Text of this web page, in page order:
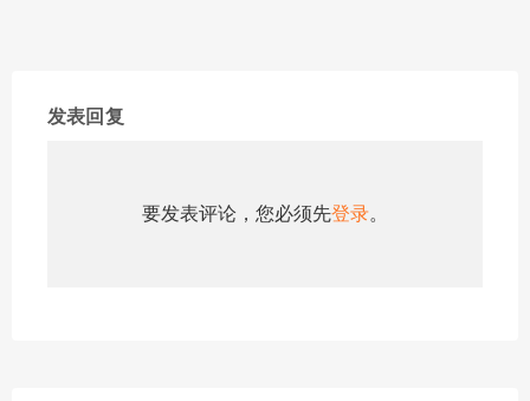
发表回复
要发表评论，您必须先登录。